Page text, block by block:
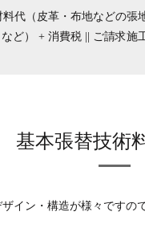
代（皮革・布地などの
など） + 消費税 || ご請求施
基本張替技術
イン・構造が様々ですの